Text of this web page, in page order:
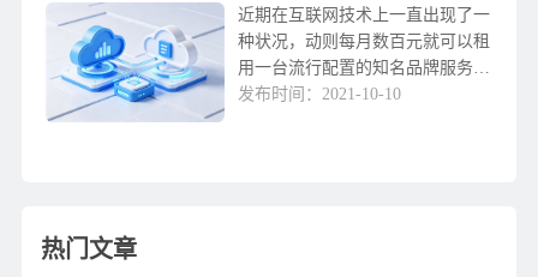
近期在互联网技术上一直出现了一
种状况，动则每月数百元就可以租
用一台流行配置的知名品牌服务
器。做为工作人员跟企业客户，难
发布时间：2021-10-10
热门文章